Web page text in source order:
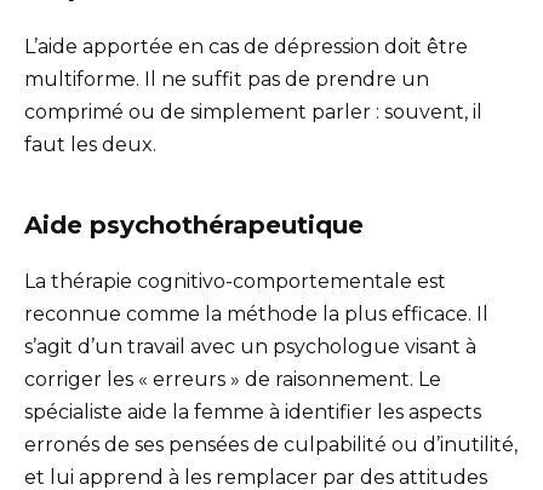
L’aide apportée en cas de dépression doit être
multiforme. Il ne suffit pas de prendre un
comprimé ou de simplement parler : souvent, il
faut les deux.
Aide psychothérapeutique
La thérapie cognitivo-comportementale est
reconnue comme la méthode la plus efficace. Il
s’agit d’un travail avec un psychologue visant à
corriger les « erreurs » de raisonnement. Le
spécialiste aide la femme à identifier les aspects
erronés de ses pensées de culpabilité ou d’inutilité,
et lui apprend à les remplacer par des attitudes